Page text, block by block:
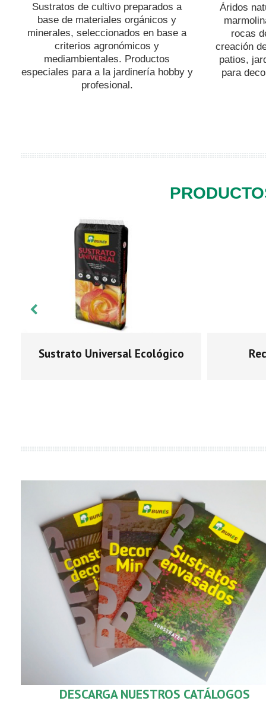
Sustratos de cultivo preparados a
base de materiales orgánicos y
minerales, seleccionados en base a
criterios agronómicos y
mediambientales. Productos
especiales para a la jardinería hobby y
profesional.
Áridos
rocas
creación
patios,
para
Sustrato Universal Ecológico
DESCARGANUESTROS CATÁLOGOS